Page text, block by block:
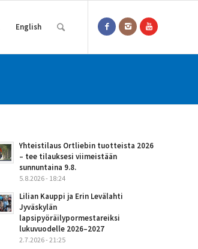
English
Yhteistilaus Ortliebin tuotteista 2026
– tee tilauksesi viimeistään
sunnuntaina 9.8.
5.8.2026 - 18:24
Lilian Kauppi ja Erin Levälahti
Jyväskylän
lapsipyöräilypormestareiksi
lukuvuodelle 2026–2027
2.7.2026 - 21:25